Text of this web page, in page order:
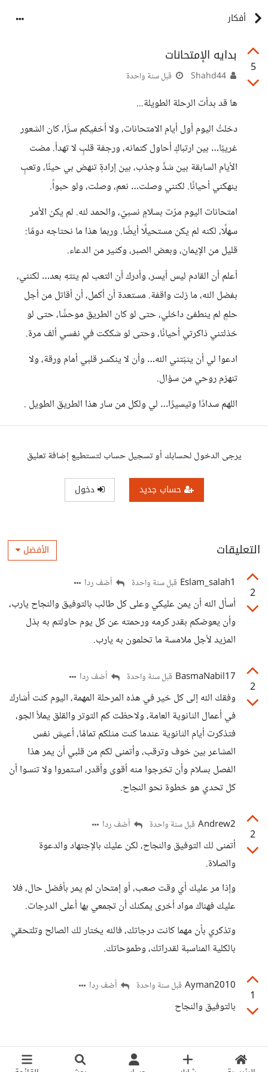
أفكار
5
بدايه الإمتحانات
قبل سنة واحدة
ها قد بدأت الرحلة الطويلة...
دخلتُ اليوم أول أيام الامتحانات، ولا أخفيكم سرًّا، كان الشعور
غريبًا… بين ارتباكٍ أحاول كتمانه، ورجفة قلبٍ لا تهدأ. مضت
الأيام السابقة بين شدٍّ وجذب، بين إرادةٍ تنهض بي حينًا، وتعبٍ
ينهكني أحيانًا. لكنني وصلت… نعم، وصلت، ولو حبواً.
امتحانات اليوم مرّت بسلامٍ نسبيّ، والحمد لله. لم يكن الأمر
سهلًا، لكنه لم يكن مستحيلًا أيضًا. وربما هذا ما نحتاجه دومًا:
قليل من الإيمان، وبعض الصبر، وكثير من الدعاء.
أعلم أن القادم ليس أيسر، وأدرك أن التعب لم ينتهِ بعد… لكنني،
بفضل الله، ما زلت واقفة. مستعدة أن أكمل، أن أقاتل من أجل
حلمٍ لم ينطفئ داخلي، حتى لو كان الطريق موحشًا، حتى لو
خذلتني ذاكرتي أحيانًا، وحتى لو شككت في نفسي ألف مرة.
ادعوا لي أن يثبّتني الله… وأن لا ينكسر قلبي أمام ورقة، ولا
تنهزم روحي من سؤال.
اللهم سدادًا وتيسيرًا… لي ولكل من سار هذا الطريق الطويل .
يرجى الدخول لحسابك أو تسجيل حساب لتستطيع إضافة تعليق
حساب جديد دخول
التعليقات الأفضل
2
Eslam_salah1 قبل سنة واحدة أضف ردا
أسأل الله أن يمن عليكي وعلى كل طالب بالتوفيق والنجاح يارب،
وأن يعوضكم بقدر كرمه ورحمته عن كل يوم حاولتم به بذل
المزيد لأجل ملامسة ما تحلمون به يارب.
2
BasmaNabil17 قبل سنة واحدة أضف ردا
وفقك الله إلى كل خير في هذه المرحلة المهمة، اليوم كنت أشارك
في أعمال الثانوية العامة، ولاحظت كم التوتر والقلق يملأ الجو،
فتذكرت أيام الثانوية عندما كنت مثلكم تمامًا، أعيش نفس
المشاعر بين خوف وترقب، وأتمنى لكم من قلبي أن يمر هذا
الفصل بسلام وأن تخرجوا منه أقوى وأقدر، استمروا ولا تنسوا أن
كل تحدي هو خطوة نحو النجاح.
2
Andrew2 قبل سنة واحدة أضف ردا
أتمنى لك التوفيق والنجاح، لكن عليك بالإجتهاد والدعوة
والصلاة.
وإذا مر عليك أي وقت صعب، أو إمتحان لم يمر بأفضل حال، فلا
عليك فهناك مواد أخرى يمكنك أن تجمعي بها أعلى الدرجات.
وتذكري بأن مهما كانت درجاتك، فالله يختار لك الصالح وتلتحقي
بالكلية المناسبة لقدراتك، وطموحاتك.
1
Ayman2010 قبل سنة واحدة أضف ردا
بالتوفيق والنجاح